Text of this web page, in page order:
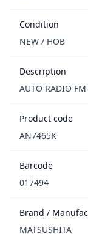
Condition
NEW / НОВ
Description
AUTO RADIO
Product code
AN7465K
Barcode
017494
Brand /
MATSUSHITA